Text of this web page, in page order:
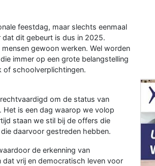
feestdag, maar slechts eenmaal
dat dit gebeurt is dus in 2025.
gewoon werken. Wel worden
immer op een grote belangstelling
of schoolverplichtingen.
om de status van
Het is een dag waarop we volop
staan we stil bij de offers die
daarvoor gestreden hebben.
de erkenning van
dat vrij en democratisch leven voor